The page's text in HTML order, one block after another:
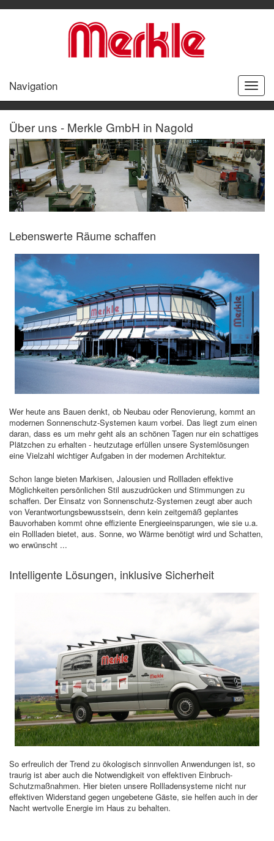
Toggle
Navigation
Über uns - Merkle GmbH in Nagold
Lebenswerte Räume schaffen
Wer heute ans Bauen denkt, ob Neubau oder Renovierung, kommt an
modernen Sonnenschutz-Systemen kaum vorbei. Das liegt zum einen
daran, dass es um mehr geht als an schönen Tagen nur ein schattiges
Plätzchen zu erhalten - heutzutage erfüllen unsere Systemlösungen
eine Vielzahl wichtiger Aufgaben in der modernen Architektur.
Schon lange bieten Markisen, Jalousien und Rollladen effektive
Möglichkeiten persönlichen Stil auszudrücken und Stimmungen zu
schaffen. Der Einsatz von Sonnenschutz-Systemen zeugt aber auch
von Verantwortungsbewusstsein, denn kein zeitgemäß geplantes
Bauvorhaben kommt ohne effiziente Energieeinsparungen, wie sie u.a.
ein Rollladen bietet, aus. Sonne, wo Wärme benötigt wird und Schatten,
wo erwünscht ...
Intelligente Lösungen, inklusive Sicherheit
So erfreulich der Trend zu ökologisch sinnvollen Anwendungen ist, so
traurig ist aber auch die Notwendigkeit von effektiven Einbruch-
Schutzmaßnahmen. Hier bieten unsere Rollladensysteme nicht nur
effektiven Widerstand gegen ungebetene Gäste, sie helfen auch in der
Nacht wertvolle Energie im Haus zu behalten.